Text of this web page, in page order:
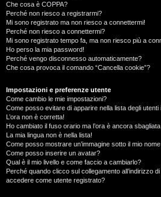
Che cosa è COPPA?
Perché non riesco a registrarmi?
Mi sono registrato ma non riesco a connettermi!
Perché non riesco a connettermi?
Mi sono registrato tempo fa, ma non riesco più a
Ho perso la mia password!
Perché vengo disconnesso automaticamente?
Che cosa provoca il comando “Cancella cookie”?
Impostazioni e preferenze utente
Come cambio le mie impostazioni?
Come posso evitare di apparire nella lista degli utenti
L’ora non è corretta!
Ho cambiato il fuso orario ma l’ora è ancora sbagliata
La mia lingua non è nella lista!
Come posso mostrare un’immagine sotto il mio
Come posso inserire un avatar?
Qual è il mio livello e come faccio a cambiarlo?
Perché quando clicco sul collegamento all’indirizzo
accedere come utente registrato?